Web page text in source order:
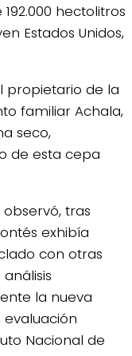
hectolitros
Estados Unidos,
propietario de la
familiar Achala,
seco,
de esta cepa
tras
exhibía
con otras
la nueva
evaluación
Nacional de